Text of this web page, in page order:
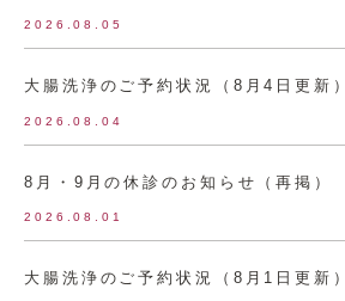
2026.08.05
大腸洗浄のご予約状況（8月4日更新）
2026.08.04
8月・9月の休診のお知らせ（再掲）
2026.08.01
大腸洗浄のご予約状況（8月1日更新）